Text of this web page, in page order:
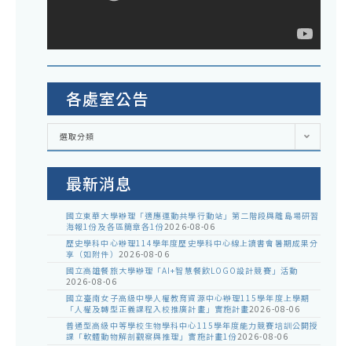
各處室公告
各
室
選取分類
最新消息
國立東華大學辦理「適應運動共學行動站」第二階段與離島場研習
海報1份及各區簡章各1份2026-08-06
歷史學科中心辦理114學年度歷史學科中心線上讀書會暑期成果分
享（如附件） 2026-08-06
國立高雄餐旅大學辦理「AI+智慧餐飲LOGO設計競賽」活動
2026-08-06
國立臺南女子高級中學人權教育資源中心辦理115學年度上學期
「人權及轉型正義課程入校推廣計畫」實施計畫2026-08-06
普通型高級中等學校生物學科中心115學年度能力競賽培訓公開授
課「軟體動物解剖觀察與推理」實施計畫1份2026-08-06